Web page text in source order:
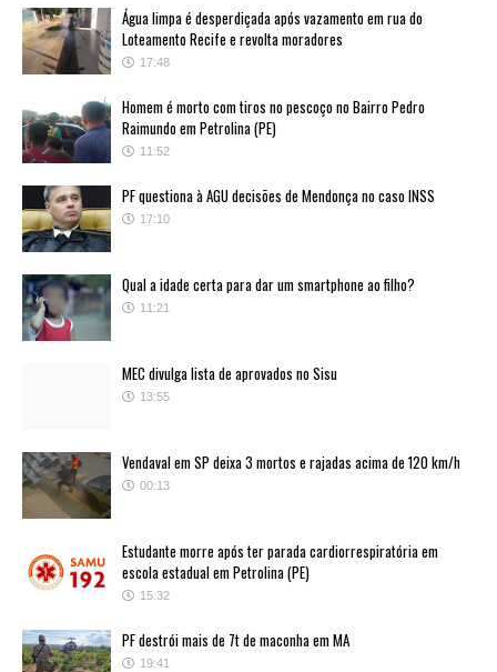
Água limpa é desperdiçada após vazamento em rua do
Loteamento Recife e revolta moradores
17:48
Homem é morto com tiros no pescoço no Bairro Pedro
Raimundo em Petrolina (PE)
11:52
PF questiona à AGU decisões de Mendonça no caso INSS
17:10
Qual a idade certa para dar um smartphone ao filho?
11:21
MEC divulga lista de aprovados no Sisu
13:55
Vendaval em SP deixa 3 mortos e rajadas acima de 120 km/h
00:13
Estudante morre após ter parada cardiorrespiratória em
escola estadual em Petrolina (PE)
15:32
PF destrói mais de 7t de maconha em MA
19:41